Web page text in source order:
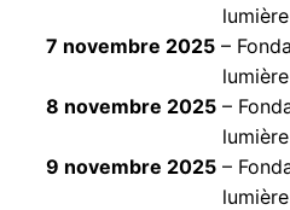
7 novembre 2025 –
8 novembre 2025–
9 novembre 2025–